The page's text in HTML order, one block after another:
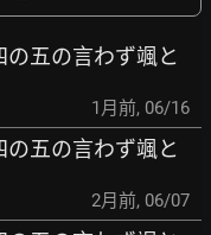
の五の言わず颯と
1月前, 06/16
の五の言わず颯と
2月前, 06/07